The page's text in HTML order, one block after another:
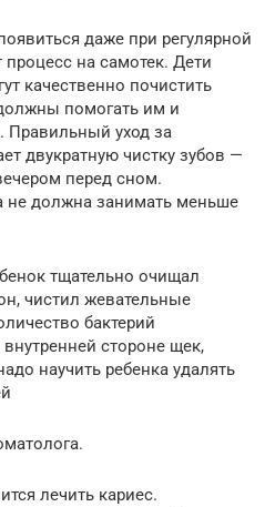
даже при регулярной
процесс на самотек. Дети
качественно почистить
помогать им и
Правильный уход за
двукратную чистку зубов —
перед сном.
не должна занимать меньше
тщательно очищал
чистил жевательные
бактерий
стороне щек,
научить ребенка удалять
лечить кариес.